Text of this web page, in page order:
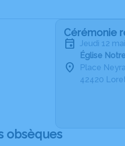
Cérémonie
jeudi 12
Église
Place
42420
obsèques